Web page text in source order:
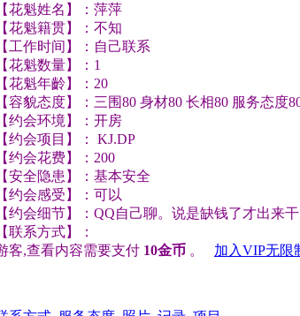
【花魁姓名】：萍萍
【花魁籍贯】：不知
【工作时间】：自己联系
【花魁数量】：1
【花魁年齡】：20
【容貌态度】：三围80 身材80 长相80 服务态度
【约会环境】：开房
【约会项目】： KJ.DP
【约会花费】：200
【安全隐患】：基本安全
【约会感受】：可以
【约会细节】：QQ自己聊。说是缺钱了才出来
【联系方式】：
客,查看内容需要支付 10金币 。 加入VIP无限